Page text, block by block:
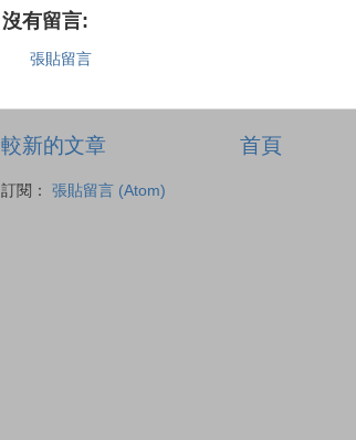
沒有留言:
張貼留言
較新的文章 首頁
訂閱： 張貼留言 (Atom)